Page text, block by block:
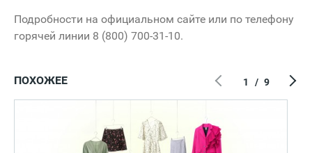
Подробности на официальном сайте или по телефону
горячей линии 8 (800) 700-31-10.
ПОХОЖЕЕ 1 / 9